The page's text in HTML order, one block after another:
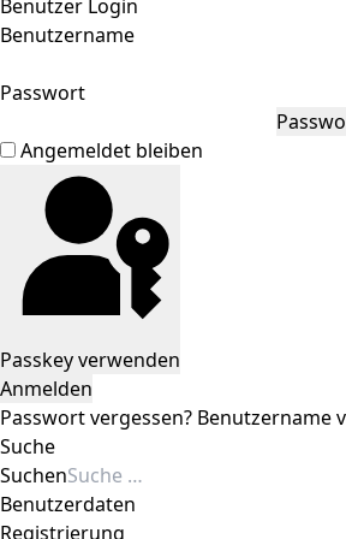
Benutzer Login
Benutzername
Passwort
Angemeldet bleiben
Passkey verwenden
Anmelden
Passwort vergessen? Benutzername
Suche
Suchen
Benutzerdaten
Registrierung